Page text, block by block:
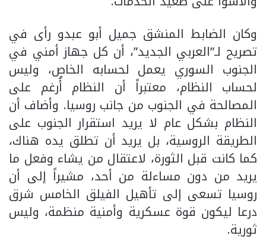
وكان الضابط المنشق جميل أبو عبدو رأى في
تصريح لـ”العربي الجديد”، أن كل جهاز أمني في
الجنوب السوري يعمل لحسابه الخاص، وليس
لحساب النظام، معتبراً أن النظام أُرغم على
المصالحة في الجنوب من جانب روسيا. وأضاف أن
النظام بشكل عام لا يريد استقرار الجنوب على
الطريقة الروسية، بل يريد أن تطلق يده هناك،
كما كانت قبل الثورة، لاعتقال من يشاء وفعل ما
يريد من دون مساءلة من أحد، مشيراً إلى أن
روسيا تسعى إلى تأهيل الفيلق الخامس شرق
درعا ليكون قوة عسكرية وأمنية منظمة، وليس
ثورية.